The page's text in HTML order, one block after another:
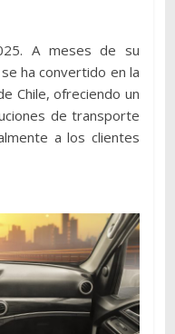
A meses de su
ha convertido en la
Chile, ofreciendo un
de transporte
a los clientes